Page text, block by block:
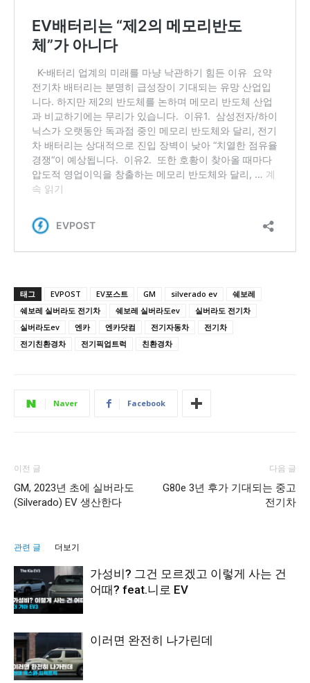
태그 EVPOST EV포스트 GM silverado ev
쉐보레
쉐보레 실버라도 전기차
쉐보레 실버라도ev
실버라도 전기차
실버라도ev
엔카 엔카닷컴 전기자동차
전기차
전기친환경차
전기픽업트럭 친환경차
Naver Facebook
이전 글
GM, 2023년 초에 실버라도
(Silverado) EV 생산한다
다음 글
G80e 3년 후가 기대되는 중고
전기차
관련 글 더보기
가성비? 그건 모르겠고 이렇게 사는 건
어때? feat.니로 EV
이러면 완전히 나가린데